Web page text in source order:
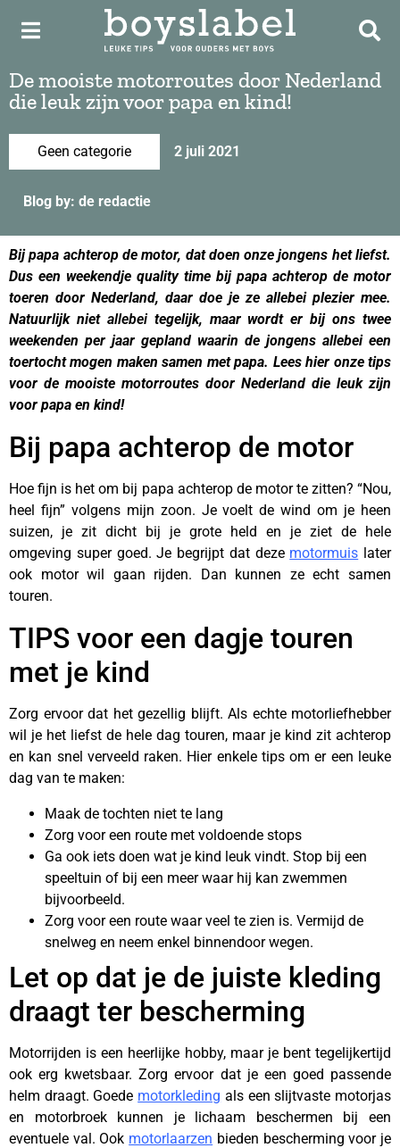
De mooiste motorroutes door Nederland
die leuk zijn voor papa en kind!
Geen categorie 2 juli 2021
Blog by: de redactie
Bij papa achterop de motor, dat doen onze jongens het liefst.
Dus een weekendje quality time bij papa achterop de motor
toeren door Nederland, daar doe je ze allebei plezier mee.
Natuurlijk niet allebeitegelijk, maar wordt er bij ons twee
weekenden per jaar gepland waarin de jongens allebei een
toertocht mogen maken samen met papa. Lees hier onze tips
voor de mooiste motorroutes door Nederland die leuk zijn
voor papa en kind!
Bij papa achterop de motor
Hoe fijn is het om bij papa achterop de motor te zitten? “Nou,
heel fijn” volgens mijn zoon. Je voelt de wind om je heen
suizen, je zit dicht bij je grote held en je ziet de hele
omgeving super goed. Je begrijpt dat deze motormuis later
ook motor wil gaan rijden. Dan kunnen ze echt samen
touren.
TIPS voor een dagje touren
met je kind
Zorg ervoor dat het gezellig blijft. Als echte motorliefhebber
wil je het liefst de hele dag touren, maar je kind zit achterop
en kan snel verveeld raken. Hier enkele tips om er een leuke
dag van te maken:
Maak de tochten niet te lang
Zorg voor een route met voldoende stops
Ga ook iets doen wat je kind leuk vindt. Stop bij een
speeltuin of bij een meer waar hij kan zwemmen
bijvoorbeeld.
Zorg voor een route waar veel te zien is. Vermijd de
snelweg en neem enkel binnendoor wegen.
Let op dat je de juiste kleding
draagt ter bescherming
Motorrijden is een heerlijke hobby, maar je bent tegelijkertijd
ook erg kwetsbaar. Zorg ervoor dat je een goed passende
helm draagt. Goede motorkleding als een slijtvaste motorjas
en motorbroek kunnen je lichaam beschermen bij een
eventuele val. Ook motorlaarzen bieden bescherming voor je